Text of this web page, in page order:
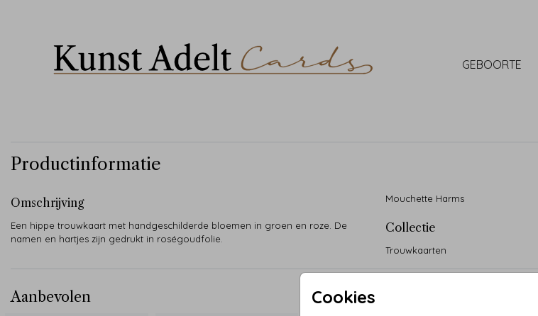
GEBOORTE
Cookies
Productinformatie
Omschrijving
Een hippe trouwkaart met handgeschilderde bloemen in groen en roze. De
namen en hartjes zijn gedrukt in roségoudfolie.
Mouchette Harms
Collectie
Trouwkaarten
Aanbevolen